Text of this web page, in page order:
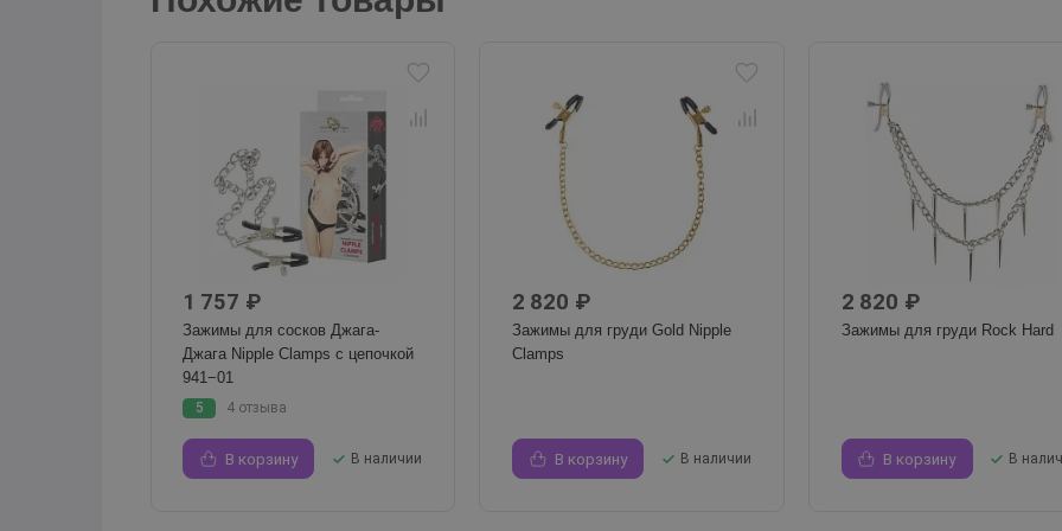
1 757 ₽
Зажимы для сосков Джага-
Джага Nipple Clamps с цепочкой
941−01
5 4 отзыва
В корзину В наличии
2 820 ₽
Зажимы для груди Gold Nipple
Clamps
В корзину В наличии
2 820 ₽
Зажимы для груди Rock Hard
В корзину В